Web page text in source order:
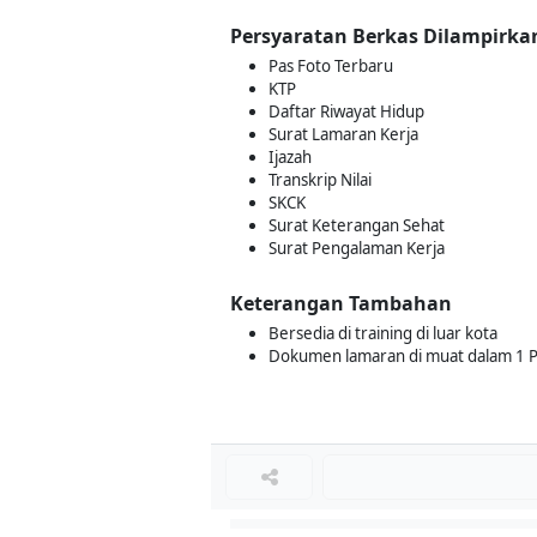
Persyaratan Berkas
Pas Foto Terbaru
KTP
Daftar Riwayat Hidup
Surat Lamaran Kerja
Ijazah
Transkrip Nilai
SKCK
Surat Keterangan Sehat
Surat Pengalaman Kerja
Keterangan Tambahan
Bersedia di training di luar kota
Dokumen lamaran di muat dalam 1